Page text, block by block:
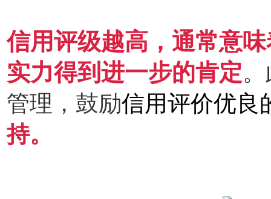
信用评级越高，通常意
实力得到进一步的肯定。
管理，鼓励信用评价优良
持。